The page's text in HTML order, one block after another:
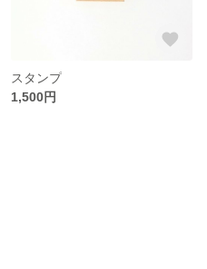
スタンプ
1,500円